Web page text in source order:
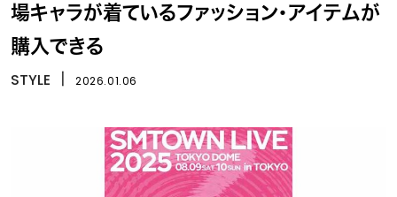
場キャラが着ているファッション・アイテムが
購入できる
STYLE 2026.01.06